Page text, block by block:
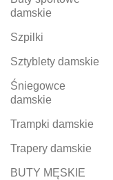
damskie
Szpilki
Sztyblety damskie
Śniegowce
damskie
Trampki damskie
Trapery damskie
BUTY MĘSKIE